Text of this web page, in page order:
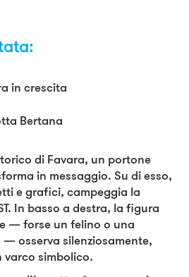
in crescita
Bertana
di Favara, un portone
in messaggio. Su di esso,
e grafici, campeggia la
In basso a destra, la figura
— forse un felino o una
osserva silenziosamente,
simbolico.